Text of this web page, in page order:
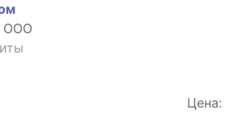
ООО
Цена: